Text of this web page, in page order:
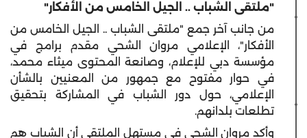
"ملتقى الشباب .. الجيل الخامس من الأفكار"
من جانب آخر جمع "ملتقى الشباب .. الجيل الخامس من
الأفكار"، الإعلامي مروان الشحي مقدم برامج في
مؤسسة دبي للإعلام، وصانعة المحتوى ميثاء محمد،
في حوار مفتوح مع جمهور من المعنيين بالشأن
الإعلامي، حول دور الشباب في المشاركة بتحقيق
تطلعات بلدانهم.
وأكد مروان الشحي في مستهل الملتقى أن الشباب هم